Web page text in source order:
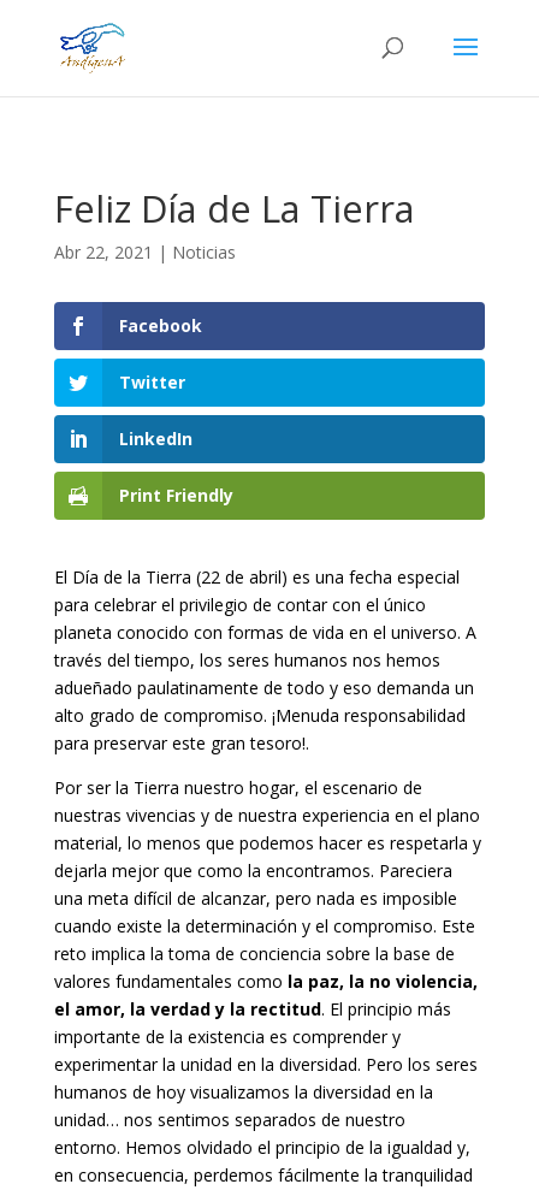
Feliz Día de La Tierra
Abr 22, 2021 | Noticias
Facebook
Twitter
LinkedIn
Print Friendly
El Día de la Tierra (22 de abril) es una fecha especial
para celebrar el privilegio de contar con el único
planeta conocido con formas de vida en el universo. A
través del tiempo, los seres humanos nos hemos
adueñado paulatinamente de todo y eso demanda un
alto grado de compromiso. ¡Menuda responsabilidad
para preservar este gran tesoro!.
Por ser la Tierra nuestro hogar, el escenario de
nuestras vivencias y de nuestra experiencia en el plano
material, lo menos que podemos hacer es respetarla y
dejarla mejor que como la encontramos. Pareciera
una meta difícil de alcanzar, pero nada es imposible
cuando existe la determinación y el compromiso. Este
reto implica la toma de conciencia sobre la base de
valores fundamentales como la paz, la no violencia,
el amor, la verdad y la rectitud. El principio más
importante de la existencia es comprender y
experimentar la unidad en la diversidad. Pero los seres
humanos de hoy visualizamos la diversidad en la
unidad… nos sentimos separados de nuestro
entorno. Hemos olvidado el principio de la igualdad y,
en consecuencia, perdemos fácilmente la tranquilidad